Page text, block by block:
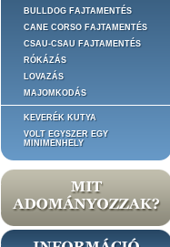
BULLDOG FAJTAMENTÉS
CANE CORSO FAJTAMENTÉS
CSAU-CSAU FAJTAMENTÉS
RÓKÁZÁS
LOVAZÁS
MAJOMKODÁS
KEVERÉK KUTYA
VOLT EGYSZER EGY
MINIMENHELY